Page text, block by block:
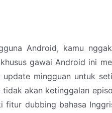
Android, kamu
gawai Android ini
mingguan untuk
tidak akan ketinggalan
fitur dubbing bahasa